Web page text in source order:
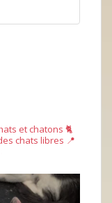
et chatons 🐈
chats libres 📍